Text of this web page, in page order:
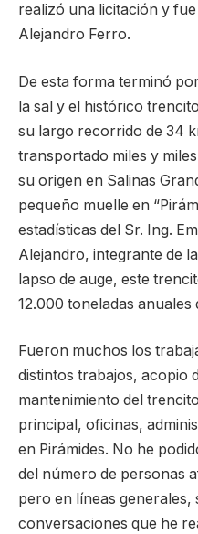
realizó una licitación y
Alejandro Ferro.
De esta forma terminó
la sal y el histórico
su largo recorrido de 34
transportado miles y
su origen en Salinas
pequeño muelle en
estadísticas del Sr. Ing.
Alejandro, integrante de
lapso de auge, este
12.000 toneladas anuales
Fueron muchos los
distintos trabajos, acopio
mantenimiento del
principal, oficinas,
en Pirámides. No he
del número de personas
pero en líneas
conversaciones que he